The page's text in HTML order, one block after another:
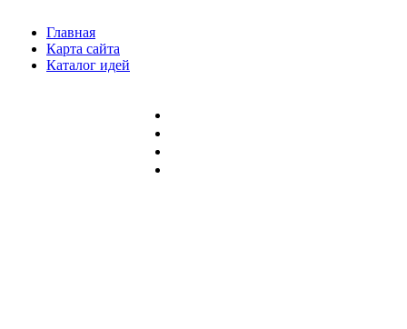
Главная
Карта сайта
Каталог идей